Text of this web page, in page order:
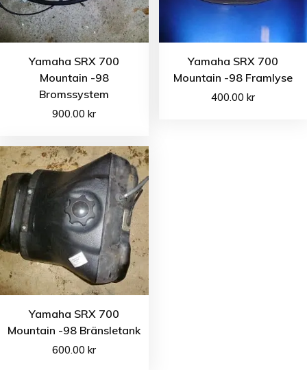
Yamaha SRX 700
Mountain -98
Bromssystem
900.00kr
Yamaha SRX 700
Mountain -98 Framlyse
400.00 kr
Yamaha SRX 700
Mountain -98 Bränsletank
600.00kr